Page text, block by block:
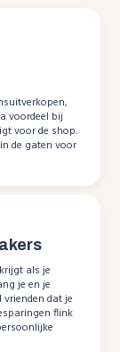
voordeel bij
voor de shop.
de gaten voor
als je
je en je
dat je
flink